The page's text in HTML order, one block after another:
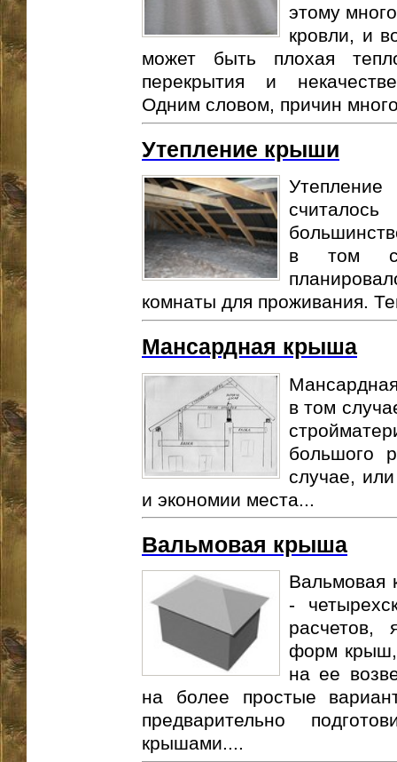
этому
кровли, и
может быть плохая
перекрытия и
Одним словом, причин
Утепление крыши
в том
комнаты для проживания.
Мансардная крыша
в том
большого
случае,
и экономии места...
Вальмовая крыша
Вальмовая
-
расчетов,
форм крыш,
на ее
на более простые
предварительно
крышами....